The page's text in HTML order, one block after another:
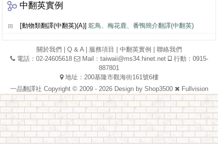
中翻英實例
[動物類翻譯(中翻英)(A)] 鴕鳥、梅花鹿、番鴨簡介翻譯(中翻英)
關於我們 Q & A| 服務項目 中翻英實例
聯絡我們
電話：02-24605618
Mail： taiwaii@ms34.hinet.net
行動：0915-
887801
地址：200基隆市觀海街161號6樓
一品翻譯社 Copyright © 2009 - 2026 Design by Shop3500 Fullvision